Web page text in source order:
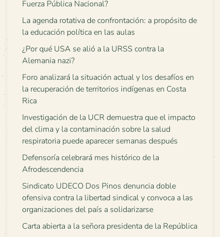
Fuerza Pública Nacional?
La agenda rotativa de confrontación: a propósito de
la educación política en las aulas
¿Por qué USA se alió a la URSS contra la
Alemania nazi?
Foro analizará la situación actual y los desafíos en
la recuperación de territorios indígenas en Costa
Rica
Investigación de la UCR demuestra que el impacto
del clima y la contaminación sobre la salud
respiratoria puede aparecer semanas después
Defensoría celebrará mes histórico de la
Afrodescendencia
Sindicato UDECO Dos Pinos denuncia doble
ofensiva contra la libertad sindical y convoca a las
organizaciones del país a solidarizarse
Carta abierta a la señora presidenta de la República